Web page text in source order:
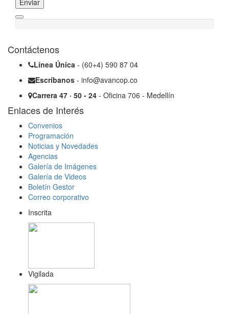
Enviar
Contáctenos
Línea Única - (60+4) 590 87 04
Escríbanos - info@avancop.co
Carrera 47 · 50 - 24 - Oficina 706 - Medellín
Enlaces de Interés
Convenios
Programación
Noticias y Novedades
Agencias
Galería de Imágenes
Galería de Videos
Boletín Gestor
Correo corporativo
Inscrita
Vigilada